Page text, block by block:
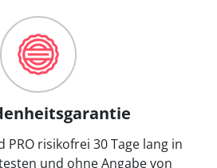
PRO risikofrei 30 Tage lang in
und ohne Angabe von